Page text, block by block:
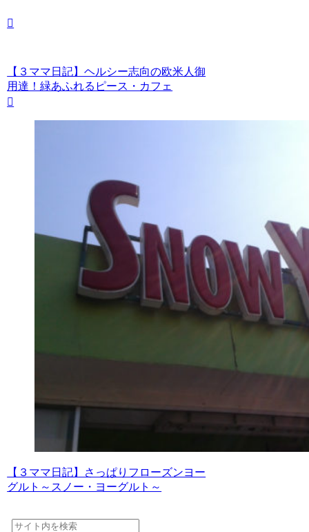
【３ママ日記】ヘルシー志向の欧米人御
用達！緑あふれるピース・カフェ
【３ママ日記】さっぱりフローズンヨー
グルト～スノー・ヨーグルト～